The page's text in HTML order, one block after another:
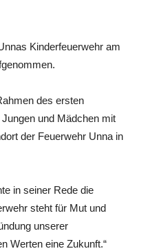
Kinderfeuerwehr am
des ersten
und Mädchen mit
der Feuerwehr Unna in
in seiner Rede die
steht für Mut und
unserer
Werten eine Zukunft.“